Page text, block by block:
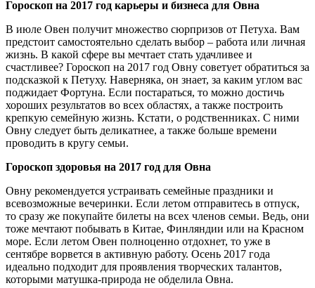
Гороскоп на 2017 год карьеры и бизнеса для Овна
В июле Овен получит множество сюрпризов от Петуха. Вам
предстоит самостоятельно сделать выбор – работа или личная
жизнь. В какой сфере вы мечтает стать удачливее и
счастливее? Гороскоп на 2017 год Овну советует обратиться за
подсказкой к Петуху. Наверняка, он знает, за каким углом вас
поджидает Фортуна. Если постараться, то можно достичь
хороших результатов во всех областях, а также построить
крепкую семейную жизнь. Кстати, о родственниках. С ними
Овну следует быть деликатнее, а также больше времени
проводить в кругу семьи.
Гороскоп здоровья на 2017 год для Овна
Овну рекомендуется устраивать семейные праздники и
всевозможные вечеринки. Если летом отправитесь в отпуск,
то сразу же покупайте билеты на всех членов семьи. Ведь, они
тоже мечтают побывать в Китае, Финляндии или на Красном
море. Если летом Овен полноценно отдохнет, то уже в
сентябре ворвется в активную работу. Осень 2017 года
идеально подходит для проявления творческих талантов,
которыми матушка-природа не обделила Овна.